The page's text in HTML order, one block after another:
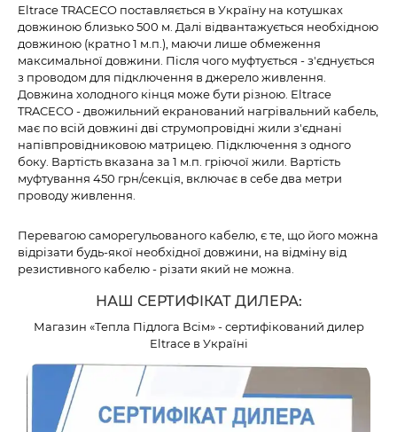
Eltrace TRACECO поставляється в Україну на котушках
довжиною близько 500 м. Далі відвантажується необхідною
довжиною (кратно 1 м.п.), маючи лише обмеження
максимальної довжини. Після чого муфтується - з'єднується
з проводом для підключення в джерело живлення.
Довжина холодного кінця може бути різною. Eltrace
TRACECO - двожильний екранований нагрівальний кабель,
має по всій довжині дві струмопровідні жили з'єднані
напівпровідниковою матрицею. Підключення з одного
боку. Вартість вказана за 1 м.п. гріючої жили. Вартість
муфтування 450 грн/секція, включає в себе два метри
проводу живлення.
Перевагою саморегульованого кабелю, є те, що його можна
відрізати будь-якої необхідної довжини, на відміну від
резистивного кабелю - різати який не можна.
НАШ СЕРТИФІКАТ ДИЛЕРА:
Магазин «Тепла Підлога Всім» - сертифікований дилер
Eltrace в Україні